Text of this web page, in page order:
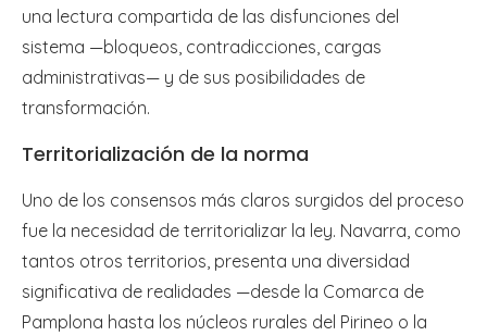
una lectura compartida de las disfunciones del
sistema —bloqueos, contradicciones, cargas
administrativas— y de sus posibilidades de
transformación.
Territorialización de la norma
Uno de los consensos más claros surgidos del proceso
fue la necesidad de territorializar la ley. Navarra, como
tantos otros territorios, presenta una diversidad
significativa de realidades —desde la Comarca de
Pamplona hasta los núcleos rurales del Pirineo o la